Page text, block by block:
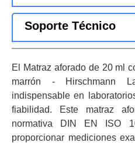
Soporte Técnico
El Matraz aforado de 20 ml
marrón - Hirschmann
indispensable en
fiabilidad. Este matraz
normativa DIN EN ISO
proporcionar mediciones